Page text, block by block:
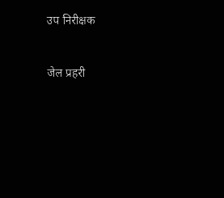
उप निरीक्षक
जेल प्रहरी